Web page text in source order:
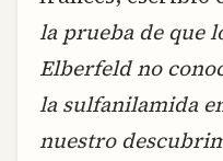
la prueba de que
Elberfeld no
la sulfanilamida
nuestro